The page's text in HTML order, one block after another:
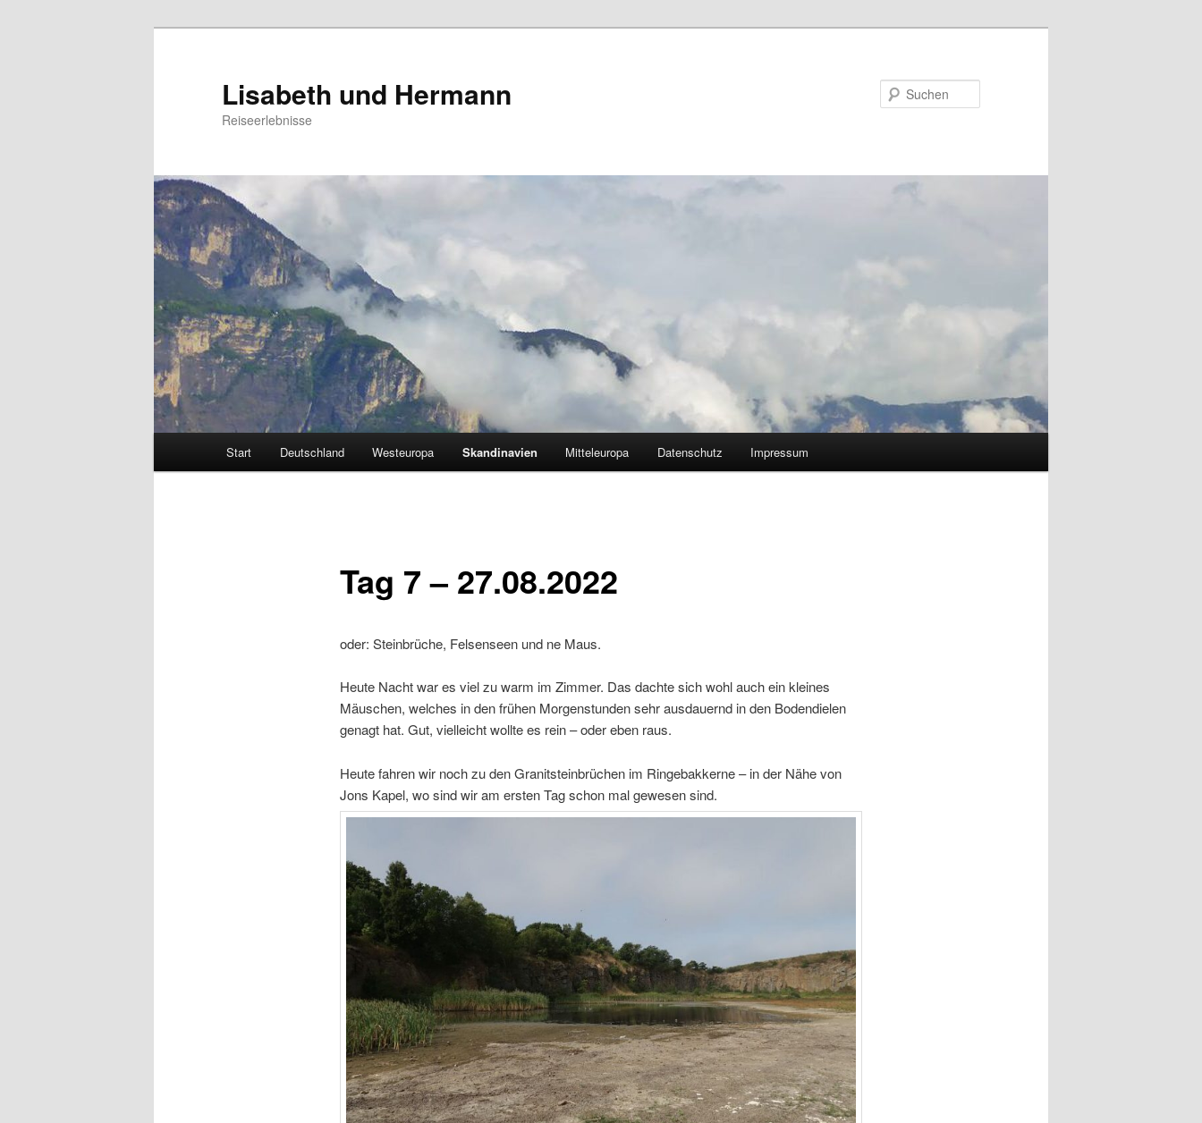
Lisabeth und Hermann
Reiseerlebnisse
Start Deutschland Westeuropa Skandinavien Mitteleuropa Datenschutz Impressum
Tag 7 – 27.08.2022
oder: Steinbrüche, Felsenseen und ne Maus.
Heute Nacht war es viel zu warm im Zimmer. Das dachte sich wohl auch ein kleines
Mäuschen, welches in den frühen Morgenstunden sehr ausdauernd in den Bodendielen
genagt hat. Gut, vielleicht wollte es rein – oder eben raus.
Heute fahren wir noch zu den Granitsteinbrüchen im Ringebakkerne – in der Nähe von
Jons Kapel, wo sind wir am ersten Tag schon mal gewesen sind.